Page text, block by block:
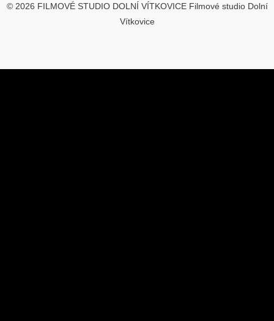
© 2026 FILMOVÉ STUDIO DOLNÍ VÍTKOVICE Filmové studio Dolní
Vítkovice